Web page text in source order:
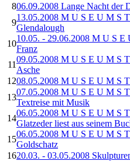
806.09.2008 Lange Nacht der
9
13.05.2008 M U S E U M S
Glendalough
10
10.05. - 29.06.2008 M U S E
Franz
11
09.05.2008 M U S E U M S
Asche
1208.05.2008 M U S E U M S
13
07.05.2008 M U S E U M S
Textreise mit Musik
14
06.05.2008 M U S E U M S
Glatzeder liest aus seinem
15
06.05.2008 M U S E U M S
Goldschatz
1620.03. - 03.05.2008